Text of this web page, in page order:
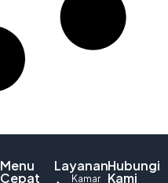
Menu
Cepat
Layanan
Kamar
Hubungi
Kami